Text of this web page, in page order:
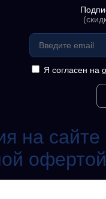
Я согласен на
на сайте